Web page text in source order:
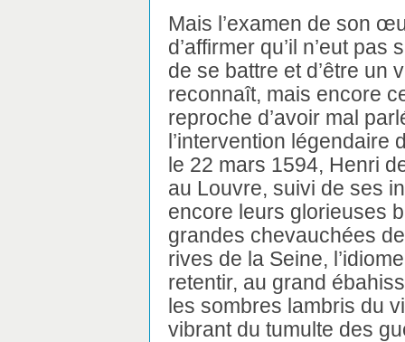
Mais l’examen de son
d’affirmer qu’il n’eut
de se battre et d’être un
reconnaît, mais encore
reproche d’avoir mal
l’intervention légendaire
le 22 mars 1594, Henri
au Louvre, suivi de ses
encore leurs glorieuses
grandes chevauchées
rives de la Seine,
retentir, au grand
les sombres lambris du
vibrant du tumulte des